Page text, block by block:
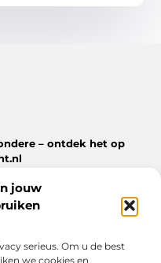
jouw
serieus. Om u de best
we cookies en
– ontdek het op
heeft.